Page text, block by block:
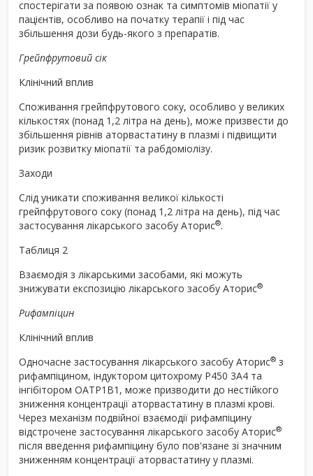
спостерігати за появою ознак та симптомів міопатії у
пацієнтів, особливо на початку терапії і під час
збільшення дози будь-якого з препаратів.
Грейпфрутовий сік
Клінічний вплив
Споживання грейпфрутового соку, особливо у великих
кількостях (понад 1,2 літра на день), може призвести до
збільшення рівнів аторвастатину в плазмі і підвищити
ризик розвитку міопатії та рабдоміолізу.
Заходи
Слід уникати споживання великої кількості
грейпфрутового соку (понад 1,2 літра на день), під час
застосування лікарського засобу Аторис®.
Таблиця 2
Взаємодія з лікарськими засобами, які можуть
знижувати експозицію лікарського засобу Аторис®
Рифампіцин
Клінічний вплив
Одночасне застосування лікарського засобу Аторис® з
рифампіцином, індуктором цитохрому P450 3A4 та
інгібітором OATP1B1, може призводити до нестійкого
зниження концентрації аторвастатину в плазмі крові.
Через механізм подвійної взаємодії рифампіцину
відстрочене застосування лікарського засобу Аторис®
після введення рифампіцину було пов'язане зі значним
зниженням концентрації аторвастатину у плазмі.